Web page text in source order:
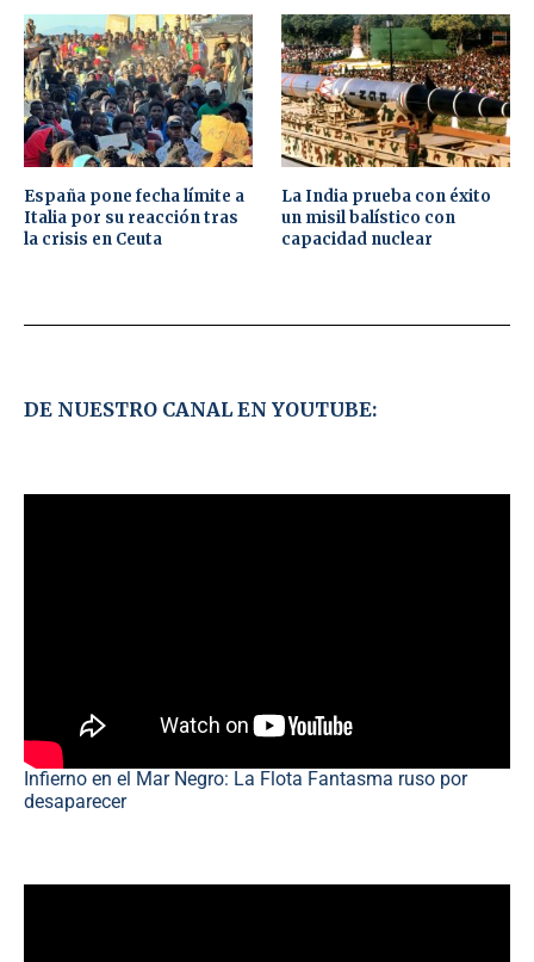
España pone fecha límite a
Italia por su reacción tras
la crisis en Ceuta
La India prueba con éxito
un misil balístico con
capacidad nuclear
DE NUESTRO CANAL EN YOUTUBE:
Infierno en el Mar Negro: La Flota Fantasma ruso por
desaparecer